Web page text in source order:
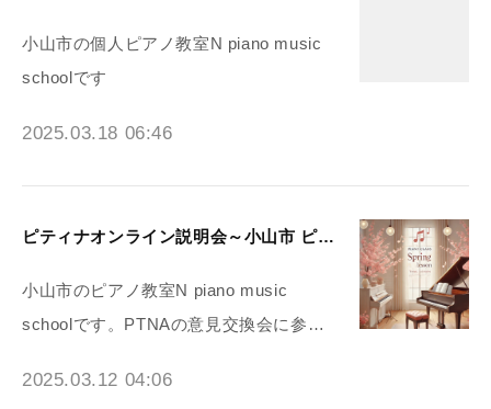
小山市の個人ピアノ教室N piano music
schoolです
2025.03.18 06:46
ピティナオンライン説明会～小山市 ピアノ教室N piano music school
小山市のピアノ教室N piano music
schoolです。PTNAの意見交換会に参…
2025.03.12 04:06